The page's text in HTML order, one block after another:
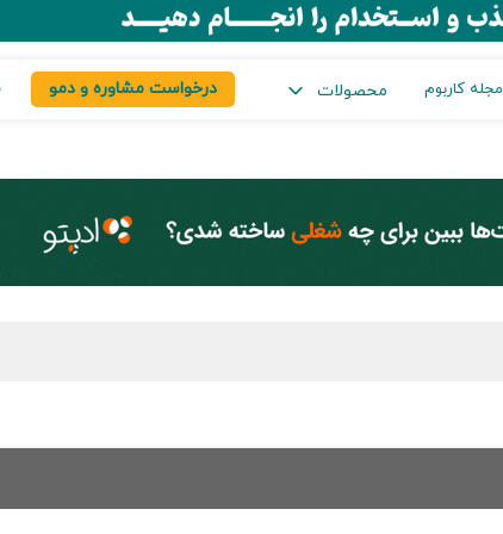
مجله کاربوم محصولات درخواست مشاوره و دمو